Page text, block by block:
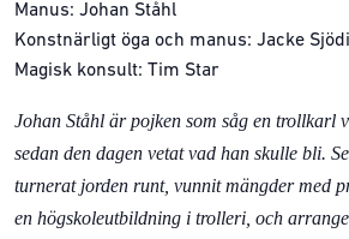
Manus: Johan Ståhl
Konstnärligt öga och manus: Jacke
Magisk konsult: Tim Star
Johan Ståhl är pojken som såg en trollkarl
sedan den dagen vetat vad han skulle bli.
turnerat jorden runt, vunnit mängder med
en högskoleutbildning i trolleri, och